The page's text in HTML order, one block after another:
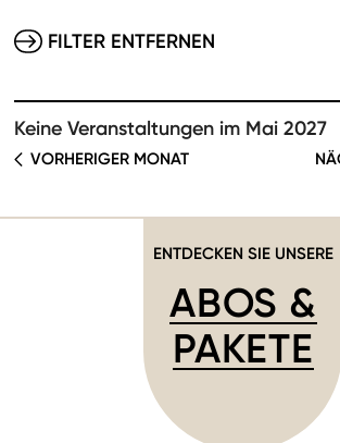
FILTER ENTFERNEN
Keine Veranstaltungen im Mai 2027
VORHERIGER MONAT
ENTDECKEN SIE UNSERE
ABOS &
PAKETE